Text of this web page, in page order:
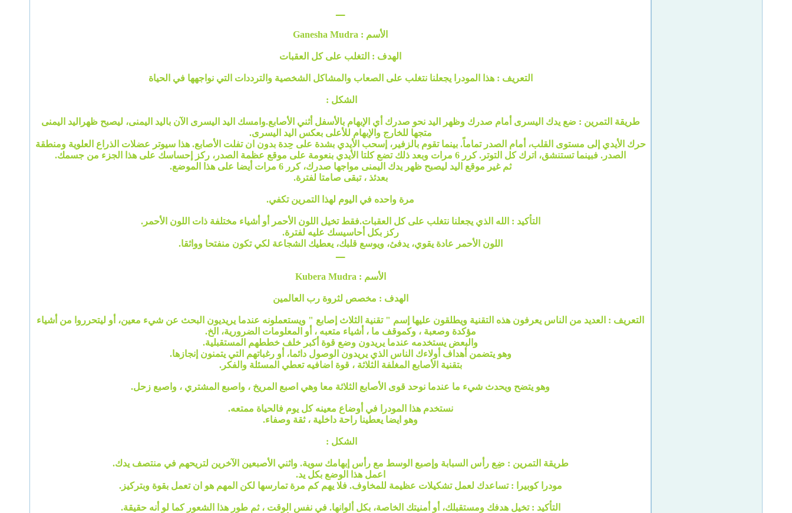
ـــ
الأسم : Ganesha Mudra
الهدف : التغلب على كل العقبات
التعريف : هذا المودرا يجعلنا نتغلب على الصعاب والمشاكل الشخصية والترددات التي نواجهها في الحياة
الشكل :
طريقة التمرين : ضع يدك اليسرى أمام صدرك وظهر اليد نحو صدرك أي الإبهام بالأسفل أثني الأصابع.وامسك اليد اليسرى الآن باليد اليمنى، ليصبح ظهراليد اليمنى
متجها للخارج والإبهام للأعلى بعكس اليد اليسرى.
حرك الأيدي إلى مستوى القلب، أمام الصدر تماماً. بينما تقوم بالزفير، إسحب الأيدي بشدة على حِدة بدون ان تفلت الأصابع. هذا سيوتر عضلات الذراع العلوية ومنطقة
الصدر. فبينما تستنشق، اترك كل التوتر. كرر 6 مرات وبعد ذلك تضع كلتا الأيدي بنعومة على موقع عظمة الصدر، ركز إحساسك على هذا الجزء من جسمك.
ثم غير موقع اليد ليصبح ظهر يدك اليمنى مواجها صدرك، كرر 6 مرات أيضا على هذا الموضع.
بعدئذ ، تبقى صامتا لفترة.
مرة واحده في اليوم لهذا التمرين تكفي.
التأكيد : الله الذي يجعلنا نتغلب على كل العقبات.فقط تخيل اللون الأحمر أو أشياء مختلفة ذات اللون الأحمر.
ركز بكل أحاسيسك عليه لفترة.
اللون الأحمر عادة يقوي، يدفئ، ويوسع قلبك، يعطيك الشجاعة لكي تكون منفتحا وواثقا.
ـــ
الأسم : Kubera Mudra
الهدف : مخصص لثروة رب العالمين
التعريف : العديد من الناس يعرفون هذه التقنية ويطلقون عليها إسم " تقنية الثلاث إصابع " ويستعملونه عندما يريديون البحث عن شيء معين، أو ليتحرروا من أشياء
مؤكدة وصعبة ، وكموقف ما ، أشياء متعبه ، أو المعلومات الضرورية، الخ.
والبعض يستخدمه عندما يريدون وضع قوة أكبر خلف خططهم المستقبلية.
وهو يتضمن أهداف أولاءك الناس الذي يريدون الوصول دائما، أو رغباتهم التي يتمنون إنجازها.
بتقنية الأصابع المغلفة الثلاثة ، قوة اضافيه تعطي المسئلة والفكر.
وهو يتضح ويحدث شيء ما عندما نوحد قوى الأصابع الثلاثة معا وهي اصبع المريخ ، واصبع المشتري ، واصبع زحل.
نستخدم هذا المودرا في أوضاع معينه كل يوم فالحياة ممتعه.
وهو ايضا يعطينا راحة داخلية ، ثقة وصفاء.
الشكل :
طريقة التمرين : ضِع رأس السبابة وإصبع الوسط مع رأس إبهامك سوية. واثني الأصبعين الآخرين لتريحهم في منتصف يدك.
اعمل هذا الوضع بكل يد.
مودرا كوبيرا : تساعدك لعمل تشكيلات عظيمة للمخاوف. فلا يهم كم مرة تمارسها لكن المهم هو ان تعمل بقوة وبتركيز.
التأكيد : تخيل هدفك ومستقبلك، أو أمنيتك الخاصة، بكل ألوانها. في نفس الوقت ، ثم طور هذا الشعور كما لو أنه حقيقة.